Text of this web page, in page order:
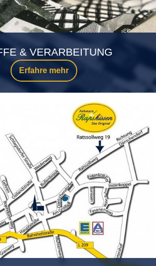
Erfahre mehr
& VERARBEITUNG